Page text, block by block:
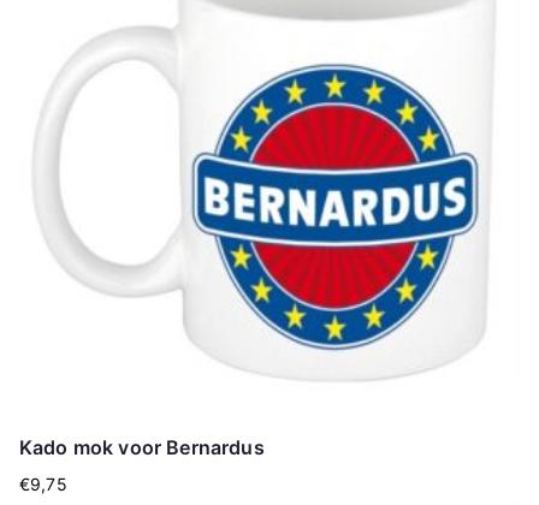
Kado mok voor Bernardus
€9,75